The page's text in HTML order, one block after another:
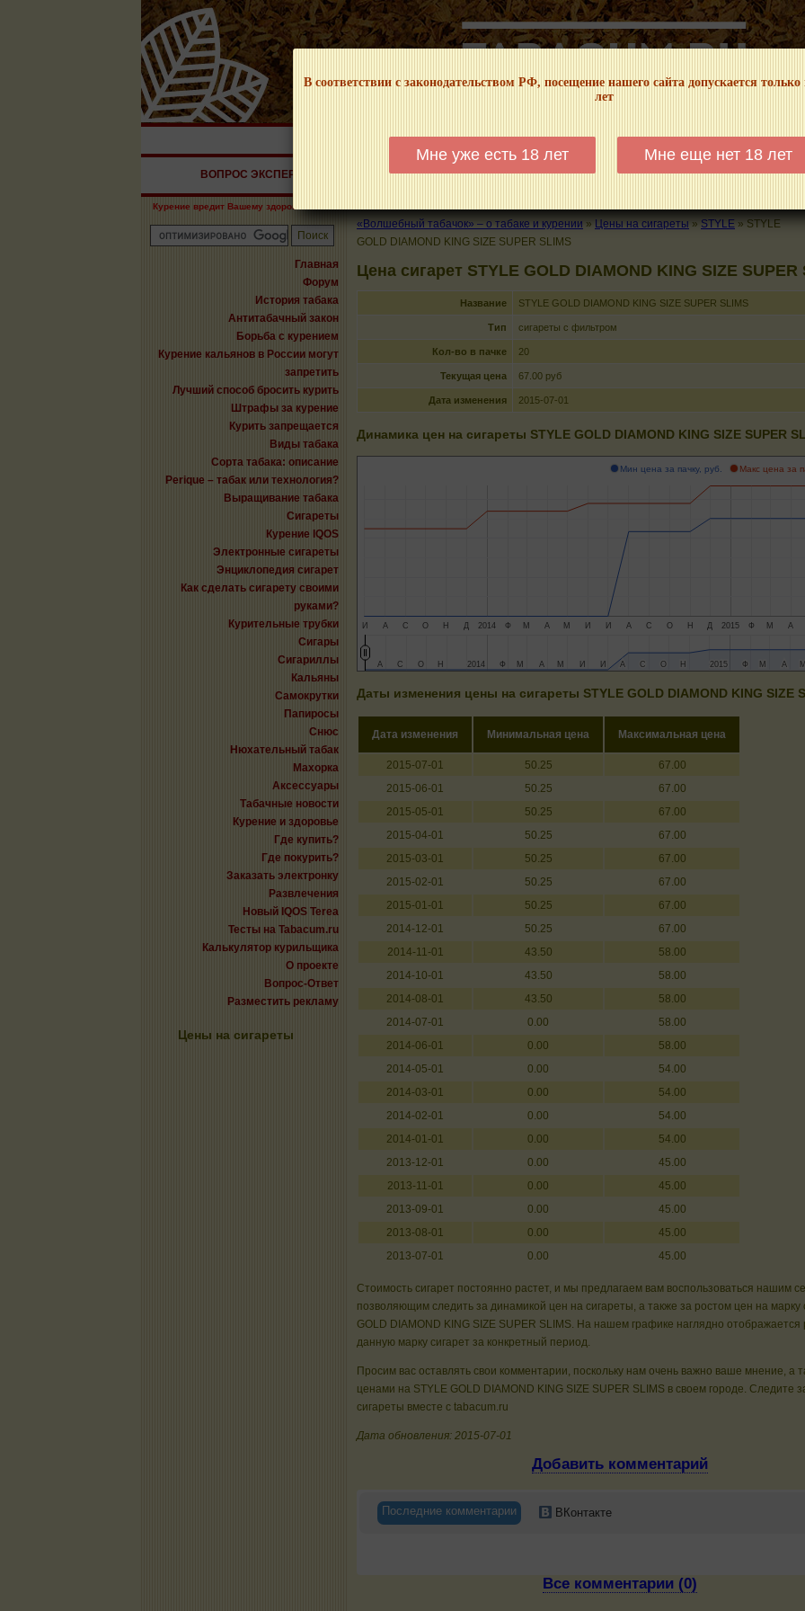
В соответствии с законодательством РФ, посещение нашего сайта допускается
лет
Мне уже есть 18 лет Мне еще нет 18 лет
НАШ ПОРТАЛ – ИНФОРМАЦИОННЫЙ! МЫ НЕ ЗАНИМАЕМСЯ ПРОДАЖЕЙ И РЕКЛАМОЙ
ВОПРОС ЭКСПЕРТУ КАЛЬЯНЫ ТРУБКИ ГДЕ КУПИТЬ ГДЕ ПОКУРИТЬ КУРЕНИЕ И
Курение вредит Вашему здоровью!
Главная
Форум
История табака
Антитабачный закон
Борьба с курением
Курение кальянов в России могут
запретить
Лучший способ бросить курить
Штрафы за курение
Курить запрещается
Виды табака
Сорта табака: описание
Perique – табак или технология?
Выращивание табака
Сигареты
Курение IQOS
Электронные сигареты
Энциклопедия сигарет
Как сделать сигарету своими
руками?
Курительные трубки
Сигары
Сигариллы
Кальяны
Самокрутки
Папиросы
Снюс
Нюхательный табак
Махорка
Аксессуары
Табачные новости
Курение и здоровье
Где купить?
Где покурить?
Заказать электронку
Развлечения
Новый IQOS Terea
Тесты на Tabacum.ru
Калькулятор курильщика
О проекте
Вопрос-Ответ
Разместить рекламу
Цены на сигареты
«Волшебный табачок» – о табаке и курении » Цены на сигареты » STYLE » STYLE
GOLD DIAMOND KING SIZE SUPER SLIMS
Цена сигарет STYLE GOLD DIAMOND KING SIZE SUPER
Название STYLE GOLD DIAMOND KING SIZE SUPER SLIMS
Тип сигареты с фильтром
Кол-во в пачке 20
Текущая цена 67.00 руб
Дата изменения 2015-07-01
Динамика цен на сигареты STYLE GOLD DIAMOND KING SIZE SUPER
Мин цена за пачку, руб. Макс цена за
2014 2015
И А С О Н Д Ф М А М И И А С О Н Д Ф М А
2014
2014 2015
2015
А
А С
С О
О НН Ф
Ф М
М А
А М
М ИИ ИИ А
А С
С О
О НН Ф
Ф М
М А
А М
М
Даты изменения цены на сигареты STYLE GOLD DIAMOND KING SIZE
Дата изменения Минимальная цена Максимальная цена
2015-07-01 50.25
67.00
2015-06-01
50.25
67.00
2015-05-01
50.25
67.00
2015-04-01
50.25
67.00
2015-03-01
50.25
67.00
2015-02-01
50.25
67.00
2015-01-01
50.25
67.00
2014-12-01
50.25
67.00
2014-11-01
43.50
58.00
2014-10-01
43.50
58.00
2014-08-01
43.50
58.00
2014-07-01
0.00
58.00
2014-06-01
0.00
58.00
2014-05-01
0.00
54.00
2014-03-01
0.00
54.00
2014-02-01
0.00
54.00
2014-01-01
0.00
54.00
2013-12-01
0.00
45.00
2013-11-01
0.00
45.00
2013-09-01
0.00
45.00
2013-08-01
0.00
45.00
2013-07-01
0.00 45.00
Стоимость сигарет постоянно растет, и мы предлагаем вам воспользоваться нашим
позволяющим следить за динамикой цен на сигареты, а также за ростом цен на марку
GOLD DIAMOND KING SIZE SUPER SLIMS. На нашем графике наглядно отображается
данную марку сигарет за конкретный период.
Просим вас оставлять свои комментарии, поскольку нам очень важно ваше мнение, а
ценами на STYLE GOLD DIAMOND KING SIZE SUPER SLIMS в своем городе. Следите
сигареты вместе с tabacum.ru
Дата обновления: 2015-07-01
Добавить комментарий
Последние комментарии ВКонтакте
Все комментарии (0)